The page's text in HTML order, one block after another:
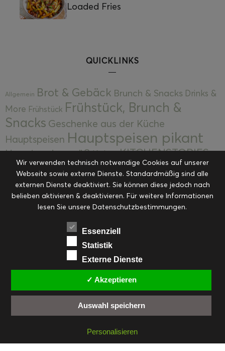
Loaded Fries
QUICKLINKS
Allgemein Brot & Gebäck Brunch & Snacks Drinks &
More Frühstück Frühstück, Brunch &
Snacks Geschenke aus der Küche
Hauptspeisen Hauptspeisen pikant
Hauptspeisen süßKekseKITCHENSTORIES
Kuchen, Torten & Desserts Kuchen und
Desserts Kulinarik Kulinarische Mitbringsel &
Eingemachtes Ohne Kategorie Ostern Resteküche
RezepteSaisonalSliderStartseite
Suppen, Salate & Vorspeisen
Vorspeisen, Salate & Suppen
Weihnachten Workshops & Events
FACEBOOK PINTEREST
EMAIL
INSTAGRAM
© cookiteasy.at by Simone Kemptner | powered byECKER Digital IT Solutions
Wir verwenden technisch notwendige Cookies auf unserer
Webseite sowie externe Dienste. Standardmäßig sind alle
externen Dienste deaktiviert. Sie können diese jedoch nach
belieben aktivieren & deaktivieren. Für weitere Informationen
lesen Sie unsere Datenschutzbestimmungen.
Essenziell
Statistik
Externe Dienste
✓ Akzeptieren
Auswahl speichern
Personalisieren